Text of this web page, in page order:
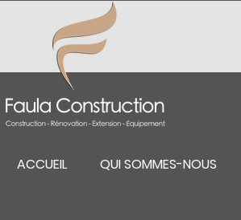
ACCUEIL QUI SOMMES-NOUS